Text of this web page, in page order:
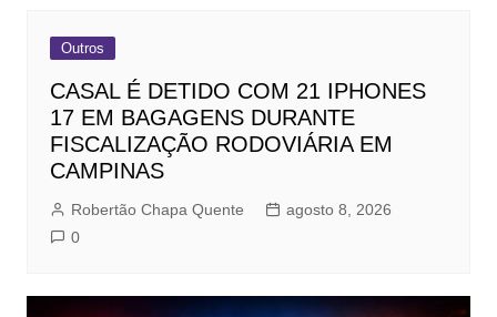
Outros
CASAL É DETIDO COM 21 IPHONES
17 EM BAGAGENS DURANTE
FISCALIZAÇÃO RODOVIÁRIA EM
CAMPINAS
Robertão Chapa Quente
agosto 8, 2026
0